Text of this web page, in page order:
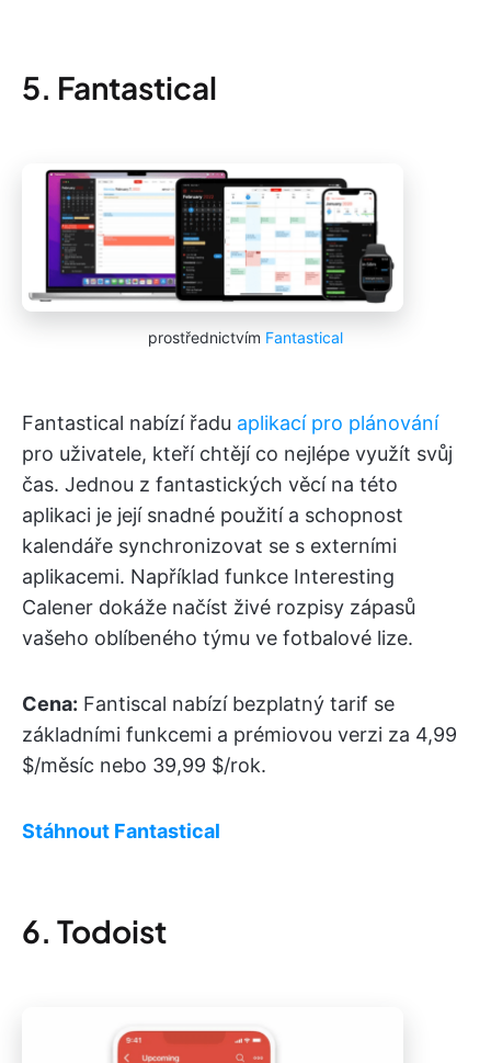
5. Fantastical
prostřednictvím Fantastical
Fantastical nabízí řadu aplikací pro plánování
pro uživatele, kteří chtějí co nejlépe využít svůj
čas. Jednou z fantastických věcí na této
aplikaci je její snadné použití a schopnost
kalendáře synchronizovat se s externími
aplikacemi. Například funkce Interesting
Calener dokáže načíst živé rozpisy zápasů
vašeho oblíbeného týmu ve fotbalové lize.
Cena: Fantiscal nabízí bezplatný tarif se
základními funkcemi a prémiovou verzi za 4,99
$/měsíc nebo 39,99 $/rok.
Stáhnout Fantastical
6. Todoist